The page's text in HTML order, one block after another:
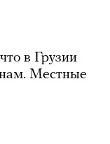
в Грузии
Местные